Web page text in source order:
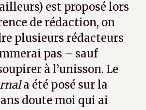
est proposé lors
de rédaction, on
plusieurs rédacteurs
pas – sauf
à l’unisson. Le
a été posé sur la
doute moi qui ai